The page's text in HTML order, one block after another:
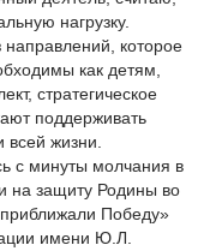
нагрузку.
которое
как детям,
стратегическое
поддерживать
всей жизни.
с минуты молчания в
на защиту Родины во
Победу»
имени Ю.Л.